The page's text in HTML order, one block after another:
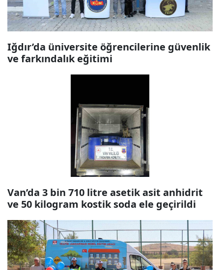
Iğdır’da üniversite öğrencilerine güvenlik
ve farkındalık eğitimi
Van’da 3 bin 710 litre asetik asit anhidrit
ve 50 kilogram kostik soda ele geçirildi